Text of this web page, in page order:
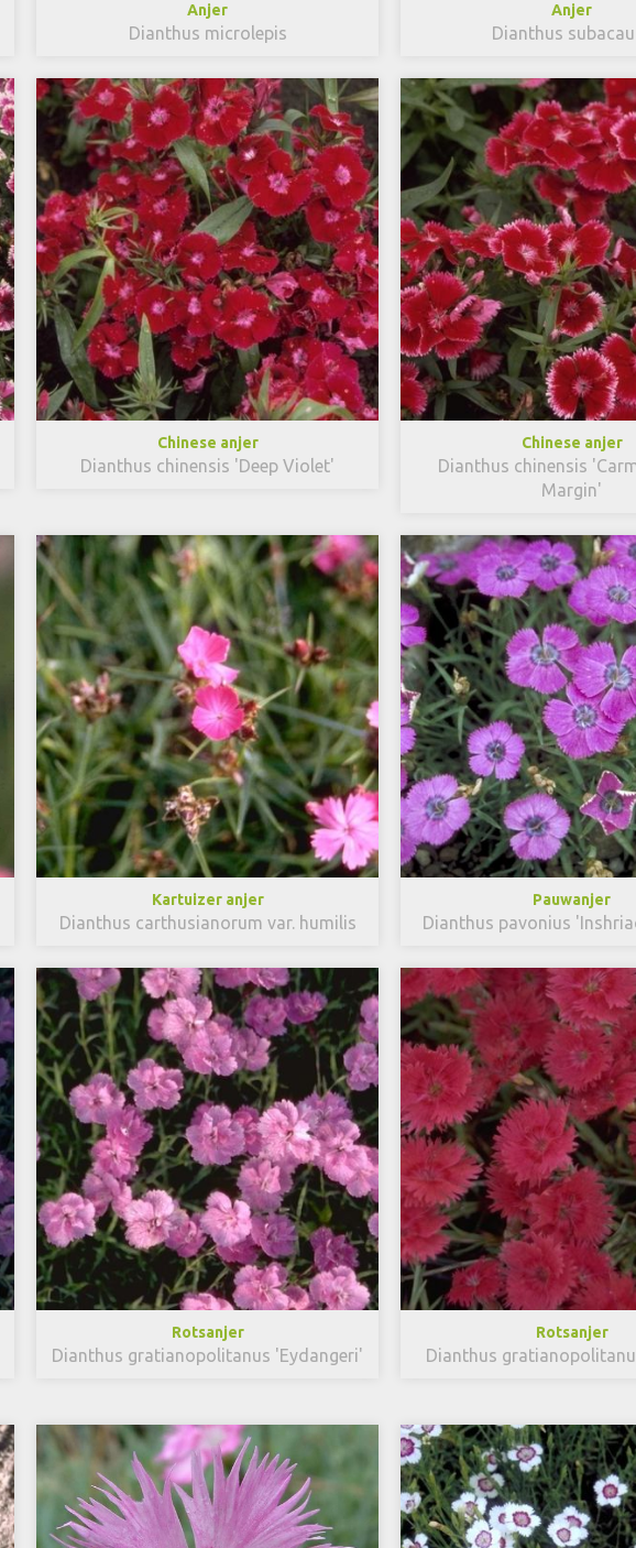
Anjer
Dianthus microlepis
Anjer
Dianthus
Chinese anjer
Dianthus chinensis 'Deep Violet'
Chinese anjer
Dianthus chinensis
Margin'
Kartuizer anjer
Dianthus carthusianorum var. humilis
Pauwanjer
Dianthus pavonius
Rotsanjer
Dianthus gratianopolitanus 'Eydangeri'
Rotsanjer
Dianthus